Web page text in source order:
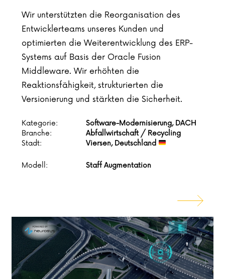
Wir unterstützten die Reorganisation des
Entwicklerteams unseres Kunden und
optimierten die Weiterentwicklung des ERP-
Systems auf Basis der Oracle Fusion
Middleware. Wir erhöhten die
Reaktionsfähigkeit, strukturierten die
Versionierung und stärkten die Sicherheit.
Kategorie:
Software-Modernisierung, DACH
Branche:
Abfallwirtschaft / Recycling
Stadt:
Viersen, Deutschland
Modell: Staff Augmentation